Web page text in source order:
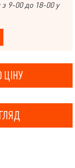
9-00 до 18-00 у
ЦІНУ